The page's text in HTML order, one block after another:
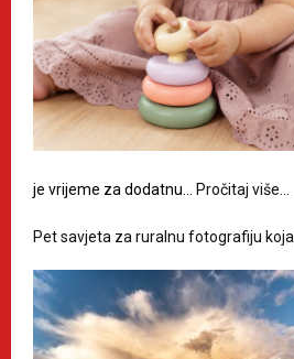
je vrijeme za dodatnu…
Pročitaj više…
Pet savjeta za ruralnu fotografiju